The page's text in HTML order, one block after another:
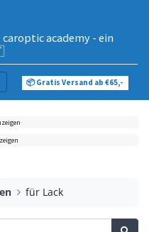
academy - ein
📦 Gratis Versand ab €65,-
für Lack